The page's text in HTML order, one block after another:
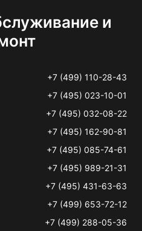
и
+7 (499) 110-28-43
+7 (495) 023-10-01
+7 (495) 032-08-22
+7 (495) 162-90-81
+7 (495) 085-74-61
+7 (495) 989-21-31
+7 (495) 431-63-63
+7 (499) 653-72-12
+7 (499) 288-05-36